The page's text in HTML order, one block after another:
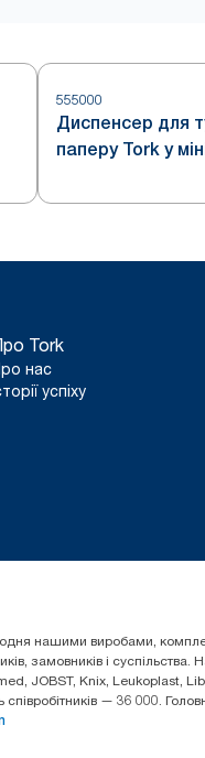
555000
Диспенсер для
паперу Tork у
Tork
нас
успіху
Щодня нашими виробами,
замовників і
JOBST, Knix, Leukoplast,
— 36 000.